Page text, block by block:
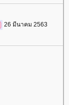
26 มีนาคม 2563